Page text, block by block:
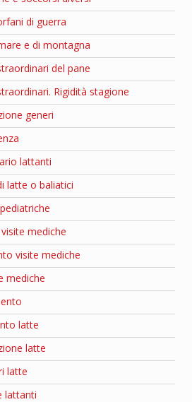
di guerra
e di montagna
del pane
Rigidità stagione
generi
lattanti
latte o baliatici
mediche
visite mediche
mediche
latte
latte
latte
lattanti